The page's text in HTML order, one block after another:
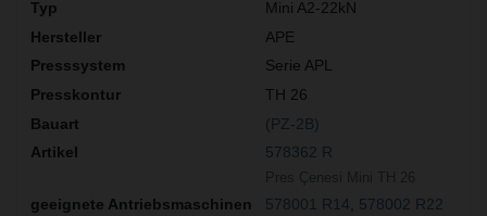
Mini A2-22kN
APE
Serie APL
TH 26
(PZ-2B)
578362 R
578001 R14
578002 R22